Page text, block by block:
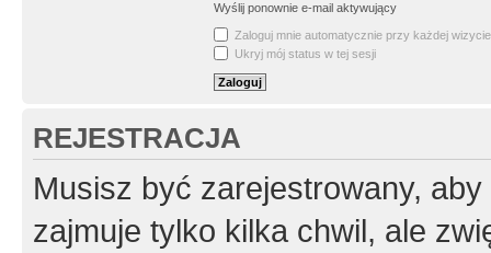
Wyślij ponownie e-mail aktywujący
Zaloguj mnie automatycznie przy każdej wizycie
Ukryj mój status w tej sesji
REJESTRACJA
Musisz być zarejestrowany,
zajmuje tylko kilka chwil, ale